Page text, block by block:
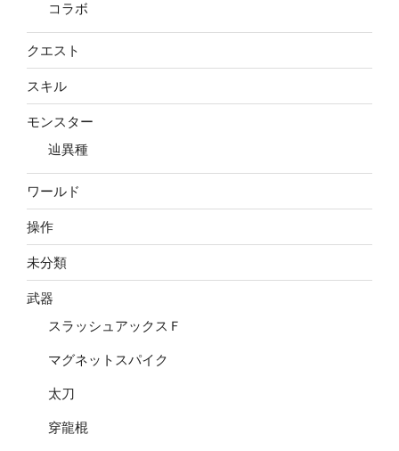
コラボ
クエスト
スキル
モンスター
辿異種
ワールド
操作
未分類
武器
スラッシュアックスＦ
マグネットスパイク
太刀
穿龍棍